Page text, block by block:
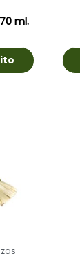
ml.